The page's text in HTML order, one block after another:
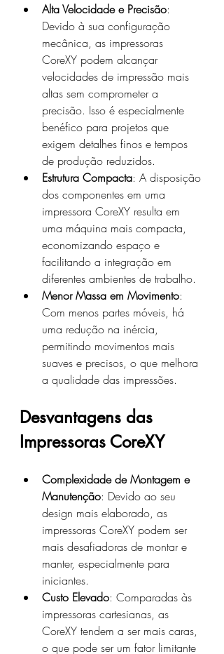
Alta Velocidade e Precisão:
Devido à sua configuração
mecânica, as impressoras
CoreXY podem alcançar
velocidades de impressão mais
altas sem comprometer a
precisão. Isso é especialmente
benéfico para projetos que
exigem detalhes finos e tempos
de produção reduzidos.
Estrutura Compacta: A disposição
dos componentes em uma
impressora CoreXY resulta em
uma máquina mais compacta,
economizando espaço e
facilitando a integração em
diferentes ambientes de trabalho.
Menor Massa em Movimento:
Com menos partes móveis, há
uma redução na inércia,
permitindo movimentos mais
suaves e precisos, o que melhora
a qualidade das impressões.
Desvantagens das
Impressoras CoreXY
Complexidade de Montagem e
Manutenção: Devido ao seu
design mais elaborado, as
impressoras CoreXY podem ser
mais desafiadoras de montar e
manter, especialmente para
iniciantes.
Custo Elevado: Comparadas às
impressoras cartesianas, as
CoreXY tendem a ser mais caras,
o que pode ser um fator limitante